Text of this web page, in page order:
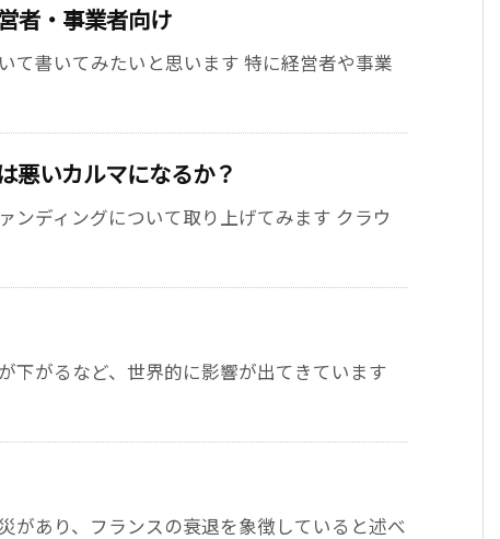
者・事業者向け
て書いてみたいと思います 特に経営者や事業
悪いカルマになるか？
ンディングについて取り上げてみます クラウ
下がるなど、世界的に影響が出てきています
があり、フランスの衰退を象徴していると述べ